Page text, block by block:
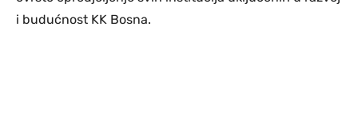
i budućnost KK Bosna.